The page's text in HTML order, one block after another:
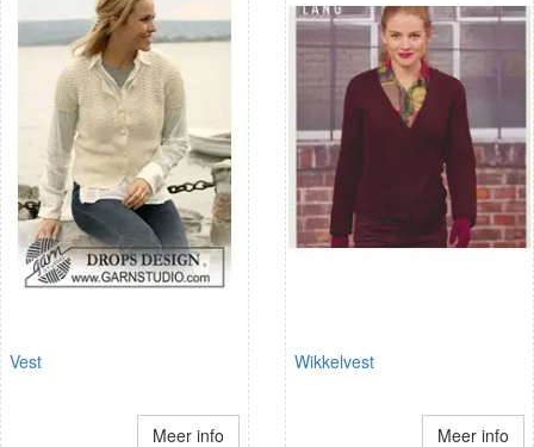
Vest
Meer info
Wikkelvest
Meer info